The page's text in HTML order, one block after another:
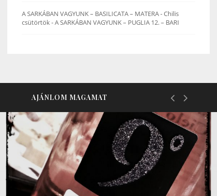
A SARKÁBAN VAGYUNK – BASILICATA – MATERA - Chilis
csütörtök-A SARKÁBAN VAGYUNK – PUGLIA 12. – BARI
AJÁNLOM MAGAMAT